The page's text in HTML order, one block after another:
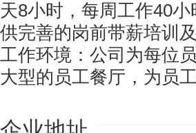
天8小时，每周工作40
供完善的岗前带薪培训
工作环境：公司为每位
大型的员工餐厅，为员